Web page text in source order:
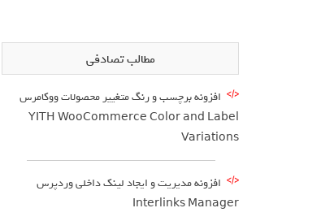
مطالب تصادفی
افزونه برچسب و رنگ متغییر محصولات ووکامرس
YITH WooCommerce Color and Label
Variations
افزونه مدیریت و ایجاد لینک داخلی وردپرس
Interlinks Manager